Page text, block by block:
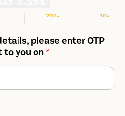
200+ 30+
please enter OTP
to you on*